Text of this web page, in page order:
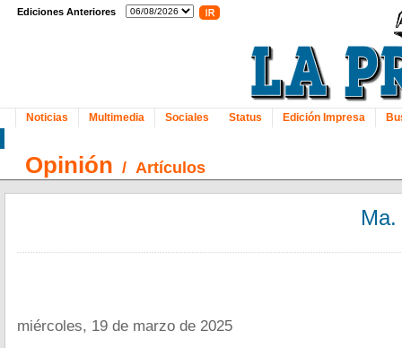
Ediciones Anteriores
Noticias Multimedia Sociales Status Edición Impresa
Opinión / Artículos
miércoles, 19 de marzo de 2025